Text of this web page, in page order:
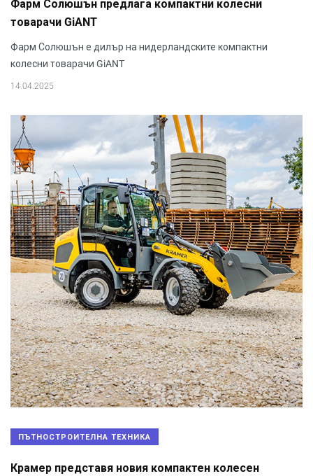
Фарм Солюшън предлага компактни колесни
товарачи GiANT
Фарм Солюшън е дилър на нидерландските компактни
колесни товарачи GiANT
14.04.2025
ПЪТНОСТРОИТЕЛНА ТЕХНИКА
Крамер представя новия компактен колесен